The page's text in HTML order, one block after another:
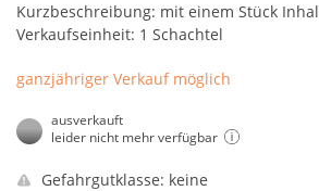
Kurzbeschreibung: mit einem Stück
Verkaufseinheit: 1 Schachtel
ganzjähriger Verkauf möglich
ausverkauft
leider nicht mehr verfügbar
Gefahrgutklasse: keine